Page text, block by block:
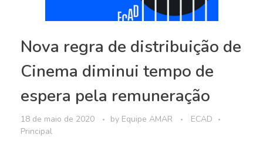
Nova regra de distribuição de
Cinema diminui tempo de
espera pela remuneração
18 de maio de 2020 by Equipe AMAR
ECAD
Principal